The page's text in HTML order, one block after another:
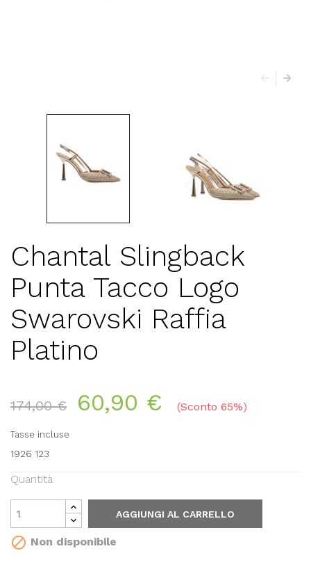
Chantal Slingback
Punta Tacco Logo
Swarovski Raffia
Platino
174,00 € 60,90 € Sconto 65%
Tasse incluse
1926 123
Quantità
AGGIUNGI AL CARRELLO
 Non disponibile